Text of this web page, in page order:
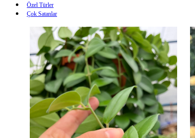
Özel Türler
Çok Satanlar